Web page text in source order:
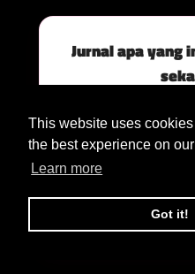
This website uses
the best experience on
Learn more
Got it!
Jurnal apa yang
atau